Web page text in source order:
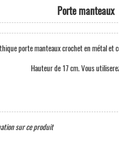
Porte manteaux
porte manteaux crochet en métal et
Hauteur de 17 cm. Vous
sur ce produit